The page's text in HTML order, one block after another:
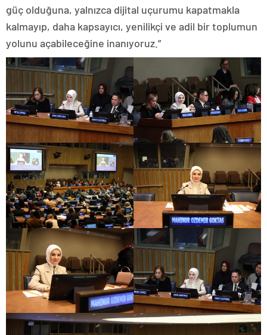
güç olduğuna, yalnızca dijital uçurumu kapatmakla
kalmayıp, daha kapsayıcı, yenilikçi ve adil bir toplumun
yolunu açabileceğine inanıyoruz.”